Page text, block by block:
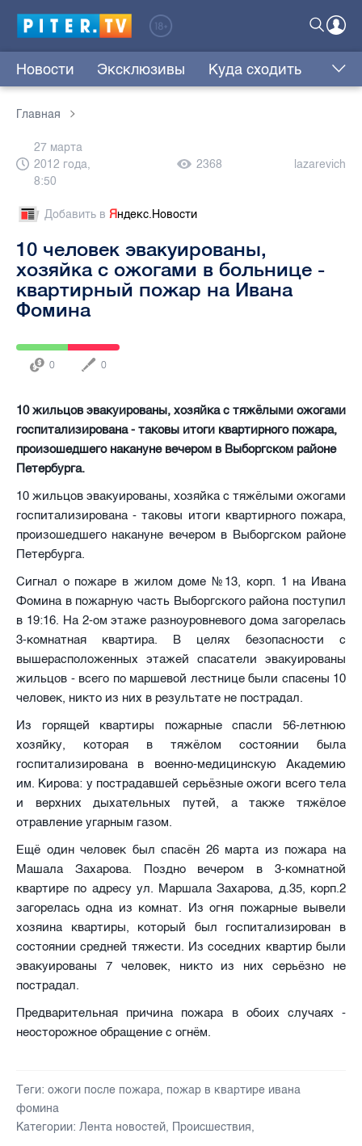
Новости Эксклюзивы Куда сходить
Главная
27 марта
2012 года,
8:50
2368 lazarevich
Добавить в Яндекс.Новости
10 человек эвакуированы,
хозяйка с ожогами в больнице -
квартирный пожар на Ивана
Фомина
0 0
10 жильцов эвакуированы, хозяйка с тяжёлыми ожогами
госпитализирована - таковы итоги квартирного пожара,
произошедшего накануне вечером в Выборгском районе
Петербурга.
10 жильцов эвакуированы, хозяйка с тяжёлыми ожогами
госпитализирована - таковы итоги квартирного пожара,
произошедшего накануне вечером в Выборгском районе
Петербурга.
Сигнал о пожаре в жилом доме №13, корп. 1 на Ивана
Фомина в пожарную часть Выборгского района поступил
в 19:16. На 2-ом этаже разноуровневого дома загорелась
3-комнатная квартира. В целях безопасности с
вышерасположенных этажей спасатели эвакуированы
жильцов - всего по маршевой лестнице были спасены 10
человек, никто из них в результате не пострадал.
Из горящей квартиры пожарные спасли 56-летнюю
хозяйку, которая в тяжёлом состоянии была
госпитализирована в военно-медицинскую Академию
им. Кирова: у пострадавшей серьёзные ожоги всего тела
и верхних дыхательных путей, а также тяжёлое
отравление угарным газом.
Ещё один человек был спасён 26 марта из пожара на
Машала Захарова. Поздно вечером в 3-комнатной
квартире по адресу ул. Маршала Захарова, д.35, корп.2
загорелась одна из комнат. Из огня пожарные вывели
хозяина квартиры, который был госпитализирован в
состоянии средней тяжести. Из соседних квартир были
эвакуированы 7 человек, никто из них серьёзно не
пострадал.
Предварительная причина пожара в обоих случаях -
неосторожное обращение с огнём.
Теги: ожоги после пожара, пожар в квартире ивана
фомина
Категории: Лента новостей, Происшествия,